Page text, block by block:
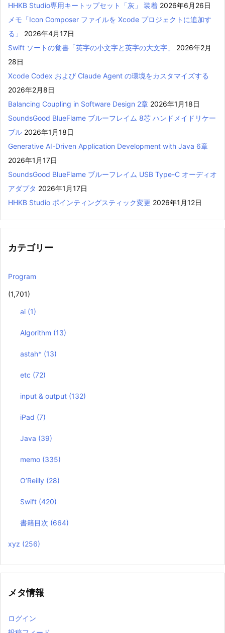
HHKB Studio専用キートップセット「灰」 装着 2026年6月26日
メモ「Icon Composer ファイルを Xcode プロジェクトに追加す
る」
2026年4月17日
Swift ソートの覚書「英字の小文字と英字の大文字」
2026年2月
28日
Xcode Codex および Claude Agent の環境をカスタマイズする
2026年2月8日
Balancing Coupling in Software Design 2章 2026年1月18日
SoundsGood BlueFlame ブルーフレイム 8芯 ハンドメイドリケー
ブル 2026年1月18日
Generative AI-Driven Application Development with Java 6章
2026年1月17日
SoundsGood BlueFlame ブルーフレイム USB Type-C オーディオ
アダプタ 2026年1月17日
HHKB Studio ポインティングスティック変更 2026年1月12日
カテゴリー
Program
(1,701)
ai (1)
Algorithm (13)
astah* (13)
etc (72)
input & output (132)
iPad (7)
Java (39)
memo (335)
O’Reilly (28)
Swift (420)
書籍目次 (664)
xyz (256)
メタ情報
ログイン